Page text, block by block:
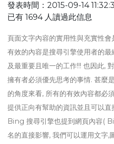
發表時間：2015-09-14
已有 1694 人讀過此信息
頁面文字內容的實用性與充實性
有效的內容是搜尋引擎使用者的
及最重要且唯一的工作!!! 也因此,
擁有者必須優先思考的事情. 甚麼
的角度來看, 所有的有效內容都必
提供正向有幫助的資訊並且可以
Bing 搜尋引擎也提到網頁內容(
名的直接影響, 我們可以運用文字,